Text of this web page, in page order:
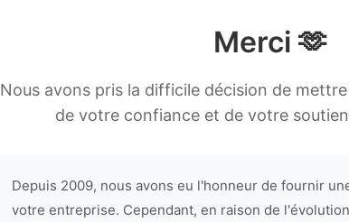
Merci 🫶
Nous avons pris la difficile décision de
de votre confiance et de votre
Depuis 2009, nous avons eu l'honneur de fournir
votre entreprise. Cependant, en raison de